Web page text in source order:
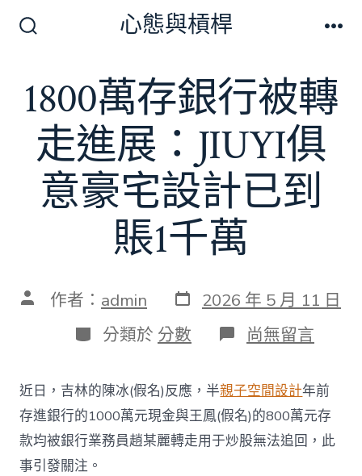
換
開
關
心態與槓桿
1800萬存銀行被轉
走進展：JIUYI俱
意豪宅設計已到
賬1千萬
文 作者： admin 發
表
日
期
2026 年 5 月 11 日
分
類
分類於 分數 在
〈1800
存
銀
行
被
轉
尚無留言
近日，吉林的陳冰(假名)反應，半親子空間設計年前
存進銀行的1000萬元現金與王鳳(假名)的800萬元存
款均被銀行業務員趙某麗轉走用于炒股無法追回，此
事引發關注。